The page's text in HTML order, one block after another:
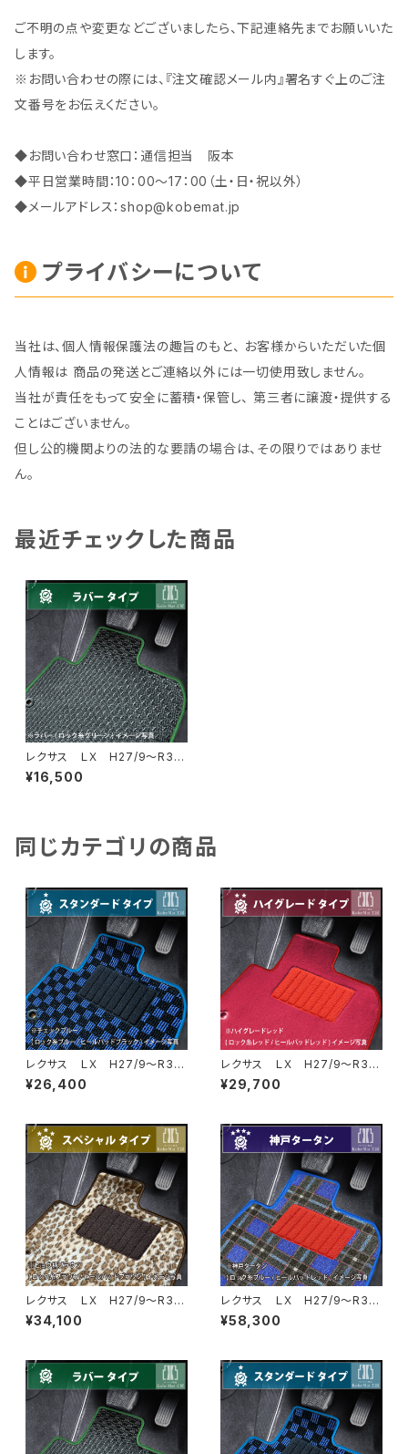
ご不明の点や変更などございましたら、下記連絡先までお願いいた
します。
※お問い合わせの際には、『注文確認メール内』署名すぐ上のご注
文番号をお伝えください。
◆お問い合わせ窓口：通信担当 阪本
◆平日営業時間：10：00～17：00（土・日・祝以外）
◆メールアドレス：shop@kobemat.jp
プライバシーについて
当社は、個人情報保護法の趣旨のもと、 お客様からいただいた個
人情報は 商品の発送とご連絡以外には一切使用致しません。
当社が責任をもって安全に蓄積・保管し、 第三者に譲渡・提供する
ことはございません。
但し公的機関よりの法的な要請の場合は、その限りではありませ
ん。
最近チェックした商品
レクサス ＬＸ H27/9〜R3/1
0 URJ201W 8人乗 フロ
アマット一式 カーマット 防
¥16,500
同じカテゴリの商品
レクサス ＬＸ H27/9〜R3/1
0 URJ201W 8人乗 フロ
アマット一式 カーマット スタ
¥26,400
レクサス ＬＸ H27/9〜R3/1
0 URJ201W 8人乗 フロ
アマット一式 カーマット ハイ
¥29,700
レクサス ＬＸ H27/9〜R3/1
0 URJ201W 8人乗 フロ
アマット一式 カーマット スペ
¥34,100
レクサス ＬＸ H27/9〜R3/1
0 URJ201W 8人乗 フロ
アマット一式 カーマット 神戸
¥58,300